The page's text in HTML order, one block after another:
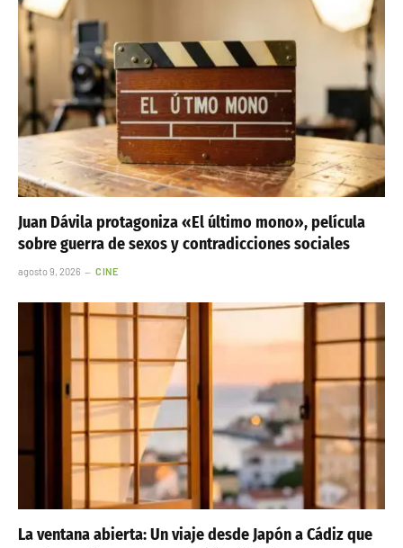
Juan Dávila protagoniza «El último mono», película
sobre guerra de sexos y contradicciones sociales
agosto 9, 2026 CINE
La ventana abierta: Un viaje desde Japón a Cádiz que